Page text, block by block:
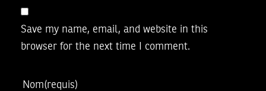
Save my name, email, and website in this
browser for the next time I comment.
Nom(requis)